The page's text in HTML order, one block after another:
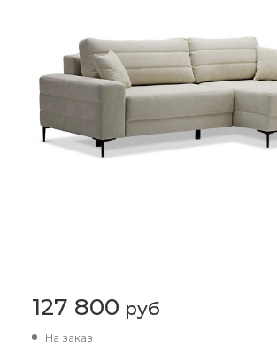
127 800 руб
На заказ